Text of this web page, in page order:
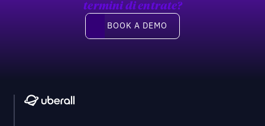
termini di entrate?
Book a demo
BOOK A DEMO